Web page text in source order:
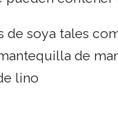
de soya tales
de
lino